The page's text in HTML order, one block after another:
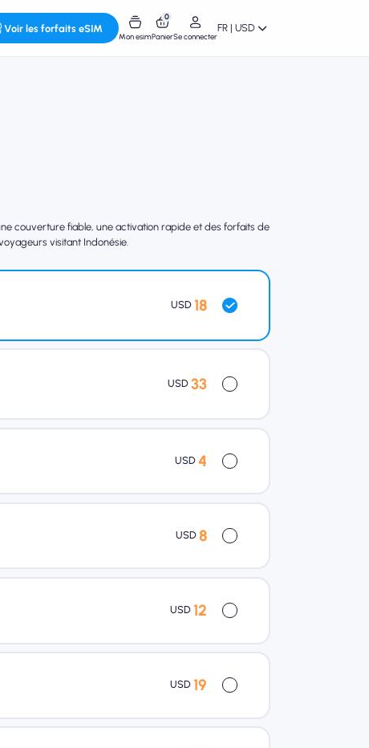
Voir les forfaits eSIM
Mon esim
0
PanierSe connecter
FR | USD
couverture fiable, une activation rapide et des forfaits de
visitant Indonésie.
USD 18
USD 33
USD 4
USD 8
USD 12
USD 19